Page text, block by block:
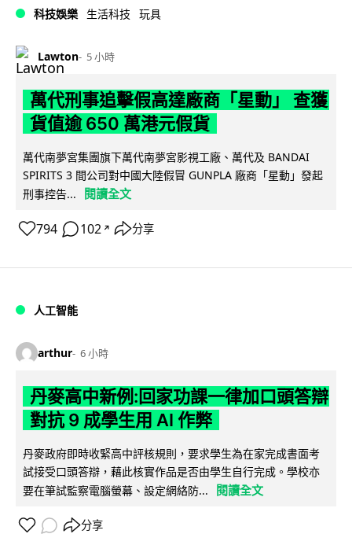
科技娛樂 生活科技 玩具
Lawton 5 小時
萬代刑事追擊假高達廠商「星動」 查獲
貨值逾 650 萬港元假貨
萬代南夢宮集團旗下萬代南夢宮影視工廠、萬代及 BANDAI
SPIRITS 3 間公司對中國大陸假冒 GUNPLA 廠商「星動」發起
刑事控告...
閱讀全文
794 102 ↗ 分享
人工智能
arthur 6 小時
丹麥高中新例:回家功課一律加口頭答辯
對抗 9 成學生用 AI 作弊
丹麥政府即時收緊高中評核規則，要求學生為在家完成書面考
試接受口頭答辯，藉此核實作品是否由學生自行完成。學校亦
要在筆試監察電腦螢幕、設定網絡防...
閱讀全文
分享